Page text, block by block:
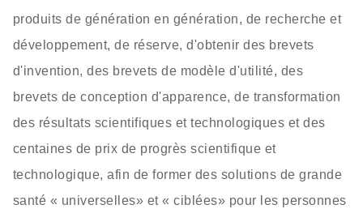
produits de génération en génération, de recherche et
développement, de réserve, d'obtenir des brevets
d'invention, des brevets de modèle d'utilité, des
brevets de conception d'apparence, de transformation
des résultats scientifiques et technologiques et des
centaines de prix de progrès scientifique et
technologique, afin de former des solutions de grande
santé « universelles» et « ciblées» pour les personnes